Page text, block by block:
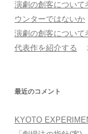
演劇の創客について
ウンターではないか
演劇の創客について
代表作を紹介する
最近のコメント
KYOTO